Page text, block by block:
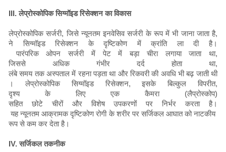
III. लेप्रोस्कोपिक सिग्मॉइड रिसेक्शन का विकास
लेप्रोस्कोपिक सर्जरी, जिसे न्यूनतम इनवेसिव सर्जरी के रूप में भी जाना जाता है,
ने सिग्मॉइड रिसेक्शन के दृष्टिकोण में क्रांति ला दी है।
पारंपरिक ओपन सर्जरी में पेट में बड़ा चीरा लगाया जाता था,
जिससे अधिक गंभीर दर्द होता था,
लंबे समय तक अस्पताल में रहना पड़ता था और रिकवरी की अवधि भी बढ़ जाती थी
। लेप्रोस्कोपिक सिग्मॉइड रिसेक्शन, इसके बिल्कुल विपरीत,
दृश्य के लिए एक कैमरा (लैप्रोस्कोप)
सहित छोटे चीरों और विशेष उपकरणों पर निर्भर करता है।
यह न्यूनतम आक्रामक दृष्टिकोण रोगी के शरीर पर सर्जिकल आघात को नाटकीय
रूप से कम कर देता है।
IV. सर्जिकल तकनीक